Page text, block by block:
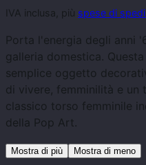
IVA inclusa, più spese di
Porta l'energia degli anni
galleria domestica.
semplice oggetto
di vivere, femminilità e un
classico torso femminile
della Pop Art.
Mostra di più Mostra di meno